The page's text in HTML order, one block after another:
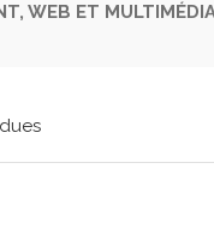
WEB ET